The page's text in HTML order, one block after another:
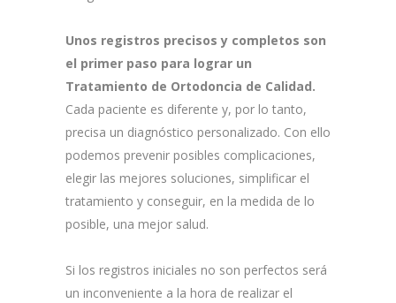
Unos registros precisos y completos son
el primer paso para lograr un
Tratamiento de Ortodoncia de Calidad.
Cada paciente es diferente y, por lo tanto,
precisa un diagnóstico personalizado. Con ello
podemos prevenir posibles complicaciones,
elegir las mejores soluciones, simplificar el
tratamiento y conseguir, en la medida de lo
posible, una mejor salud.
Si los registros iniciales no son perfectos será
un inconveniente a la hora de realizar el